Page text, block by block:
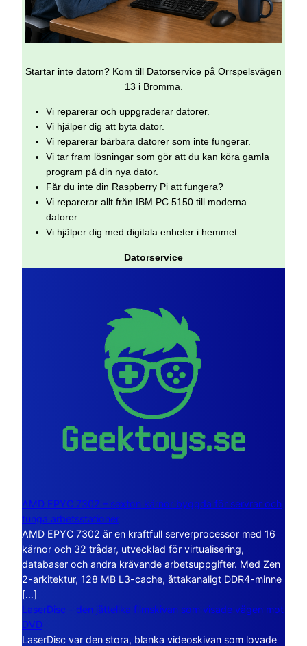
Startar inte datorn? Kom till Datorservice på Orrspelsvägen
13 i Bromma.
Vi reparerar och uppgraderar datorer.
Vi hjälper dig att byta dator.
Vi reparerar bärbara datorer som inte fungerar.
Vi tar fram lösningar som gör att du kan köra gamla
program på din nya dator.
Får du inte din Raspberry Pi att fungera?
Vi reparerar allt från IBM PC 5150 till moderna
datorer.
Vi hjälper dig med digitala enheter i hemmet.
Datorservice
AMD EPYC 7302 – sexton kärnor byggda för servrar och
tunga arbetsstationer
AMD EPYC 7302 är en kraftfull serverprocessor med 16
kärnor och 32 trådar, utvecklad för virtualisering,
databaser och andra krävande arbetsuppgifter. Med Zen
2-arkitektur, 128 MB L3-cache, åttakanaligt DDR4-minne
[…]
LaserDisc – den jättelika filmskivan som visade vägen mot
DVD
LaserDisc var den stora, blanka videoskivan som lovade